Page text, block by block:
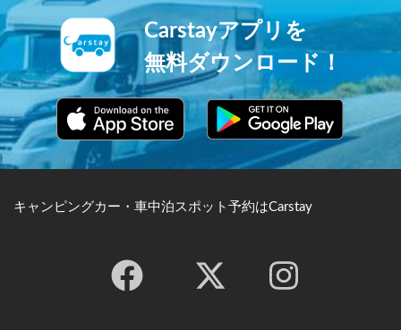
Carstayアプリを
無料ダウンロード！
キャンピングカー・車中泊スポット予約はCarstay